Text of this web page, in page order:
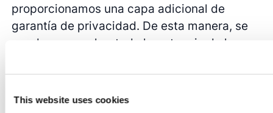
This website uses cookies
proporcionamos una capa adicional de
garantía de privacidad. De esta manera, se
puede aprovechar toda la potencia de las
IA, mientras que la residencia de los datos
está asegurada de acuerdo con la